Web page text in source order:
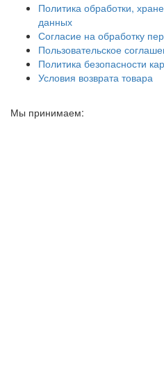
Политика обработки,
данных
Согласие на обработку
Пользовательское
Политика безопасности
Условия возврата товара
Мы принимаем: